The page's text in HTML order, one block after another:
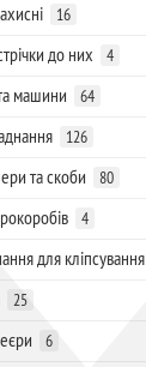
16
до них 4
машини 64
126
та скоби 80
4
для кліпсування
25
6